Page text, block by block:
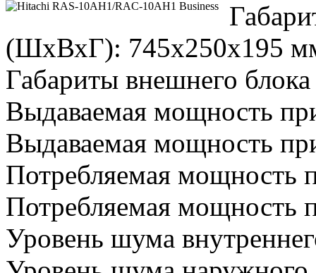
(ШхВхГ): 745x250x195
Габариты внешнего
Выдаваемая мощность
Выдаваемая мощность
Потребляемая мощность
Потребляемая мощность
Уровень шума